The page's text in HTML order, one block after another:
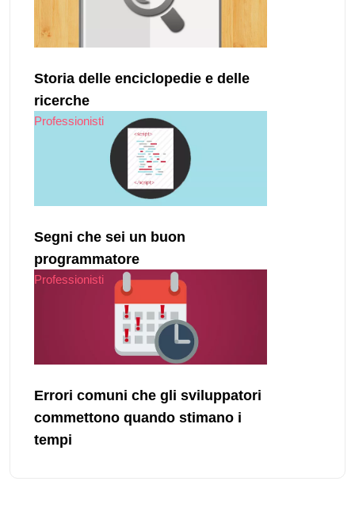
Storia delle enciclopedie e delle
ricerche
Professionisti
Segni che sei un buon
programmatore
Professionisti
Errori comuni che gli sviluppatori
commettono quando stimano i
tempi